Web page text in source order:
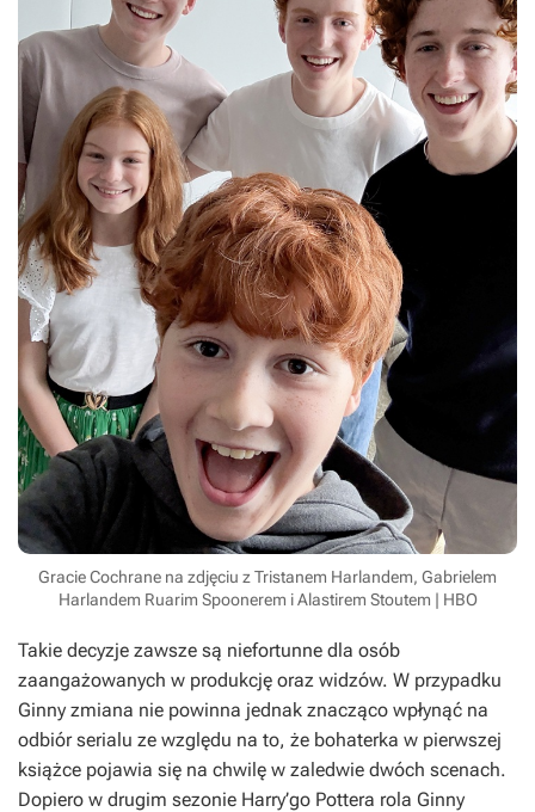
Gracie Cochrane na zdjęciu z Tristanem Harlandem, Gabrielem
Harlandem Ruarim Spoonerem i Alastirem Stoutem | HBO
Takie decyzje zawsze są niefortunne dla osób
zaangażowanych w produkcję oraz widzów. W przypadku
Ginny zmiana nie powinna jednak znacząco wpłynąć na
odbiór serialu ze względu na to, że bohaterka w pierwszej
książce pojawia się na chwilę w zaledwie dwóch scenach.
Dopiero w drugim sezonie Harry’go Pottera rola Ginny